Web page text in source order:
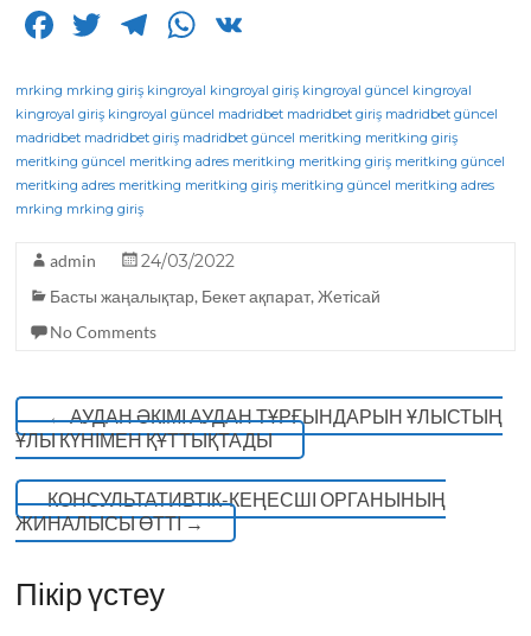
F
c
e
b
o
o
k
T
it
te
r
T
e
g
ra
W
a
ts
A
p
mrking mrking giriş kingroyal kingroyal giriş kingroyal güncel kingroyal
kingroyal giriş kingroyal güncel madridbet madridbet giriş madridbet güncel
madridbet madridbet giriş madridbet güncel meritking meritking giriş
meritking güncel meritking adres meritking meritking giriş meritking güncel
meritking adres meritking meritking giriş meritking güncel meritking adres
mrking mrking giriş
admin 24/03/2022
Басты жаңалықтар, Бекет ақпарат,Жетісай
No Comments
←АУДАН ӘКІМІ АУДАН ТҰРҒЫНДАРЫН ҰЛЫСТЫҢ
ҰЛЫ КҮНІМЕН ҚҰТТЫҚТАДЫ
КОНСУЛЬТАТИВТІК-КЕҢЕСШІ ОРГАНЫНЫҢ
ЖИНАЛЫСЫ ӨТТІ→
Пікір үстеу